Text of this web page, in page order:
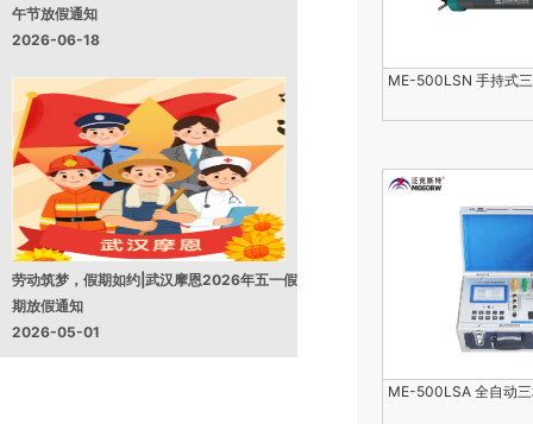
午节放假通知
2026-06-18
劳动筑梦，假期如约|武汉摩恩2026年五一假
期放假通知
2026-05-01
ME-500LSN 手持式
ME-500LSA 全自动